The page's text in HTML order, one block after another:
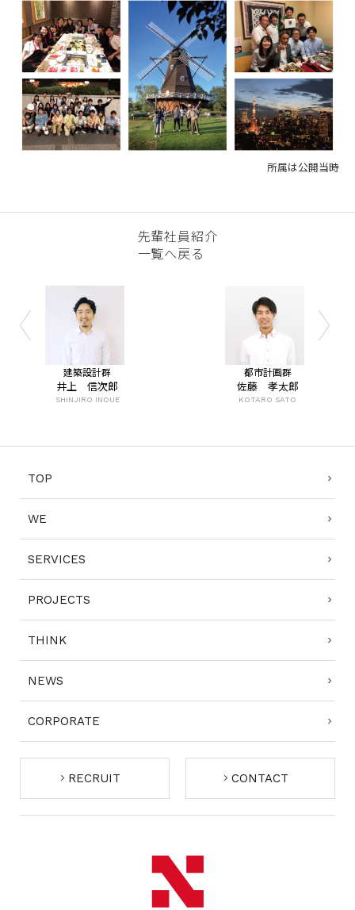
所属は公開当時
先輩社員紹介
一覧へ戻る
建築設計群
井上 信次郎
SHINJIRO INOUE
都市計画群
佐藤 孝太郎
KOTARO SATO
TOP
WE
SERVICES
PROJECTS
THINK
NEWS
CORPORATE
RECRUIT CONTACT